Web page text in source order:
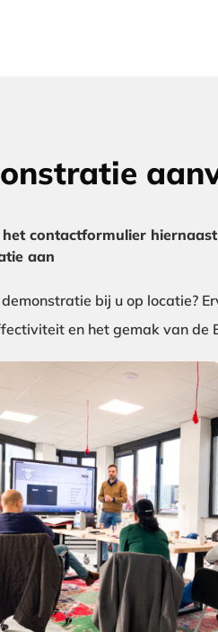
contactformulier
aan
bij u op locatie?
en het gemak van de